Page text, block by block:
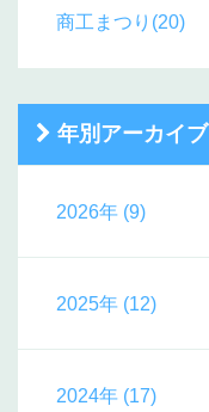
商工まつり(20)
年別アーカイブ
2026年 (9)
2025年 (12)
2024年 (17)